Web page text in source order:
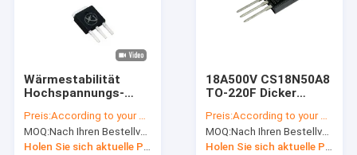
Wärmestabilität
Hochspannungs-
Batterieverwaltung
Preis:According to your order requirement
MOQ:Nach Ihren Bestellvorgaben
18A500V CS18N50A8
TO-220F Dicker
Hochspannungs-
Mosfet zur
ununterbrochenen
Preis:According to your order requirement
MOQ:Nach Ihren Bestellvorgaben